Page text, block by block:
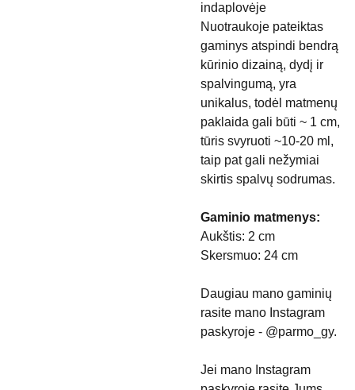
indaplovėje
Nuotraukoje pateiktas
gaminys atspindi bendrą
kūrinio dizainą, dydį ir
spalvingumą, yra
unikalus, todėl matmenų
paklaida gali būti ~ 1 cm,
tūris svyruoti ~10-20 ml,
taip pat gali nežymiai
skirtis spalvų sodrumas.
Gaminio matmenys:
Aukštis: 2 cm
Skersmuo: 24 cm
Daugiau mano gaminių
rasite mano Instagram
paskyroje - @parmo_gy.
Jei mano Instagram